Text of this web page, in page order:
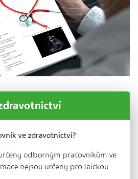
ve zdravotnictví?
odborným pracovníkům ve
nejsou určeny pro laickou